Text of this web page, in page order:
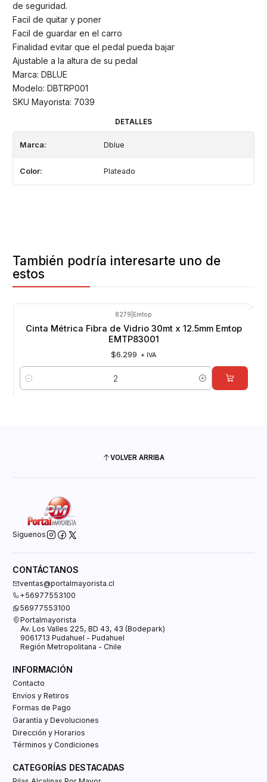
de seguridad.
Facil de quitar y poner
Facil de guardar en el carro
Finalidad evitar que el pedal pueda bajar
Ajustable a la altura de su pedal
Marca: DBLUE
Modelo: DBTRP001
SKU Mayorista: 7039
DETALLES
Marca: Dblue
Color: Plateado
También podría interesarte uno de
estos
8279 Emtop
Cinta Métrica Fibra de Vidrio 30mt x 12.5mm Emtop
EMTP83001
$6.299 + IVA
Cantidad
VOLVER ARRIBA
Síguenos
CONTÁCTANOS
ventas@portalmayorista.cl
+56977553100
56977553100
Portalmayorista
Av. Los Valles 225, BD 43, 43 (Bodepark)
9061713 Pudahuel - Pudahuel
Región Metropolitana - Chile
INFORMACIÓN
Contacto
Envíos y Retiros
Formas de Pago
Garantía y Devoluciones
Dirección y Horarios
Términos y Condiciones
CATEGORÍAS DESTACADAS